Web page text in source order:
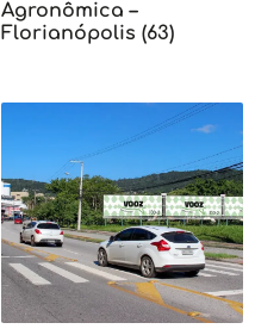
Agronômica –
Florianópolis (63)